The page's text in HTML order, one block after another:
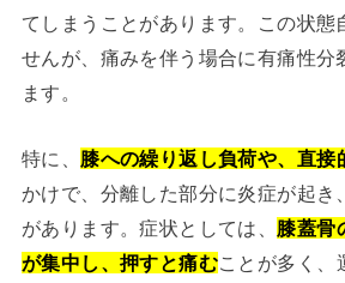
てしまうことがあります。この状態
せんが、痛みを伴う場合に有痛性分
ます。
特に、 膝への繰り返し負荷や、直接
かけで、分離した部分に炎症が起き
があります。症状としては、 膝蓋骨
が集中し、押すと痛むことが多く、